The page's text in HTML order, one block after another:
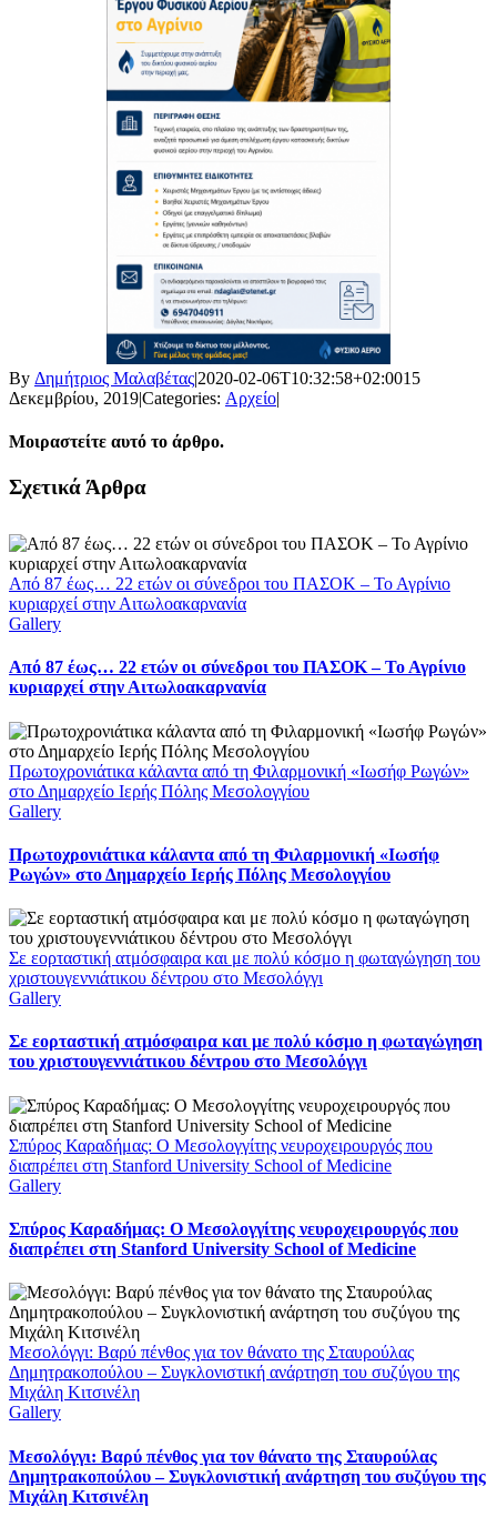
By Δημήτριος Μαλαβέτας|2020-02-06T10:32:58+02:0015
Δεκεμβρίου, 2019|Categories: Αρχείο|
Μοιραστείτε αυτό το άρθρο.
Facebook
X
LinkedIn
WhatsApp
Email
Σχετικά Άρθρα
Από 87 έως… 22 ετών οι σύνεδροι του ΠΑΣΟΚ – Το Αγρίνιο
κυριαρχεί στην Αιτωλοακαρνανία
Gallery
Από 87 έως… 22 ετών οι σύνεδροι του ΠΑΣΟΚ – Το Αγρίνιο
κυριαρχεί στην Αιτωλοακαρνανία
Πρωτοχρονιάτικα κάλαντα από τη Φιλαρμονική «Ιωσήφ Ρωγών»
στο Δημαρχείο Ιερής Πόλης Μεσολογγίου
Gallery
Πρωτοχρονιάτικα κάλαντα από τη Φιλαρμονική «Ιωσήφ
Ρωγών» στο Δημαρχείο Ιερής Πόλης Μεσολογγίου
Σε εορταστική ατμόσφαιρα και με πολύ κόσμο η φωταγώγηση του
χριστουγεννιάτικου δέντρου στο Μεσολόγγι
Gallery
Σε εορταστική ατμόσφαιρα και με πολύ κόσμο η φωταγώγηση
του χριστουγεννιάτικου δέντρου στο Μεσολόγγι
Σπύρος Καραδήμας: Ο Μεσολογγίτης νευροχειρουργός που
διαπρέπει στη Stanford University School of Medicine
Gallery
Σπύρος Καραδήμας: Ο Μεσολογγίτης νευροχειρουργός που
διαπρέπει στη Stanford University School of Medicine
Μεσολόγγι: Βαρύ πένθος για τον θάνατο της Σταυρούλας
Δημητρακοπούλου – Συγκλονιστική ανάρτηση του συζύγου της
Μιχάλη Κιτσινέλη
Gallery
Μεσολόγγι: Βαρύ πένθος για τον θάνατο της Σταυρούλας
Δημητρακοπούλου – Συγκλονιστική ανάρτηση του συζύγου της
Μιχάλη Κιτσινέλη